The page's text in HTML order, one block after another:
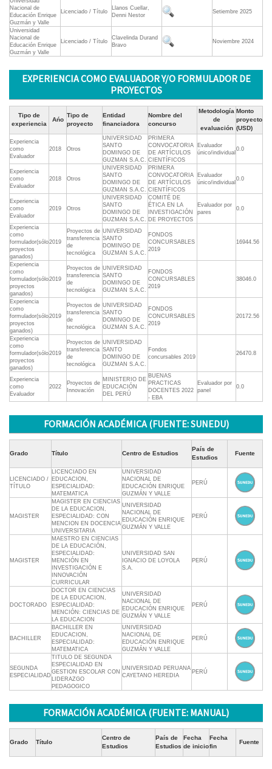
Nacional de
Educación Enrique
Guzmán y Valle
Licenciado / Título
Llanos Cuellar,
Denni Nestor
Setiembre 2025
Universidad
Nacional de
Educación Enrique
Guzmán y Valle
Licenciado / Título
Clavelinda Durand
Bravo
Noviembre 2024
EXPERIENCIA COMO EVALUADOR Y/O FORMULADOR DE
PROYECTOS
Tipo de
experiencia
Ańo
Tipo de
proyecto
Entidad
financiadora
Nombre del
concurso
Metodología
de
evaluación
Monto
proyecto
(USD)
Experiencia
como
Evaluador
2018 Otros
UNIVERSIDAD
SANTO
DOMINGO DE
GUZMAN S.A.C.
PRIMERA
CONVOCATORIA
DE ARTÍCULOS
CIENTÍFICOS
Evaluador
único/individual
0.0
Experiencia
como
Evaluador
2018 Otros
UNIVERSIDAD
SANTO
DOMINGO DE
GUZMAN S.A.C.
PRIMERA
CONVOCATORIA
DE ARTÍCULOS
CIENTÍFICOS
Evaluador
único/individual
0.0
Experiencia
como
Evaluador
2019 Otros
UNIVERSIDAD
SANTO
DOMINGO DE
GUZMAN S.A.C.
COMITÉ DE
ÉTICA EN LA
INVESTIGACIÓN
DE PROYECTOS
Evaluador por
pares
0.0
Experiencia
como
formulador(sólo
proyectos
ganados)
2019
Proyectos de
transferencia
de
tecnológica
UNIVERSIDAD
SANTO
DOMINGO DE
GUZMAN S.A.C.
FONDOS
CONCURSABLES
2019
16944.56
Experiencia
como
formulador(sólo
proyectos
ganados)
2019
Proyectos de
transferencia
de
tecnológica
UNIVERSIDAD
SANTO
DOMINGO DE
GUZMAN S.A.C.
FONDOS
CONCURSABLES
2019
38046.0
Experiencia
como
formulador(sólo
proyectos
ganados)
2019
Proyectos de
transferencia
de
tecnológica
UNIVERSIDAD
SANTO
DOMINGO DE
GUZMAN S.A.C.
FONDOS
CONCURSABLES
2019
20172.56
Experiencia
como
formulador(sólo
proyectos
ganados)
2019
Proyectos de
transferencia
de
tecnológica
UNIVERSIDAD
SANTO
DOMINGO DE
GUZMAN S.A.C.
Fondos
concursables 2019
26470.8
Experiencia
como
Evaluador
2022
Proyectos de
Innovación
MINISTERIO DE
EDUCACIÓN
DEL PERÚ
BUENAS
PRACTICAS
DOCENTES 2022
- EBA
Evaluador por
panel
0.0
FORMACIÓN ACADÉMICA (FUENTE: SUNEDU)
Grado Título Centro de Estudios
País de
Estudios
Fuente
LICENCIADO /
TÍTULO
LICENCIADO EN
EDUCACION,
ESPECIALIDAD:
MATEMATICA
UNIVERSIDAD
NACIONAL DE
EDUCACIÓN ENRIQUE
GUZMÁN Y VALLE
PERÚ
MAGISTER
MAGISTER EN CIENCIAS
DE LA EDUCACION,
ESPECIALIDAD: CON
MENCION EN DOCENCIA
UNIVERSITARIA
UNIVERSIDAD
NACIONAL DE
EDUCACIÓN ENRIQUE
GUZMÁN Y VALLE
PERÚ
MAGISTER
MAESTRO EN CIENCIAS
DE LA EDUCACIÓN,
ESPECIALIDAD:
MENCIÓN EN
INVESTIGACIÓN E
INNOVACIÓN
CURRICULAR
UNIVERSIDAD SAN
IGNACIO DE LOYOLA
S.A.
PERÚ
DOCTORADO
DOCTOR EN CIENCIAS
DE LA EDUCACION,
ESPECIALIDAD:
MENCIÓN: CIENCIAS DE
LA EDUCACION
UNIVERSIDAD
NACIONAL DE
EDUCACIÓN ENRIQUE
GUZMÁN Y VALLE
PERÚ
BACHILLER
BACHILLER EN
EDUCACION,
ESPECIALIDAD:
MATEMATICA
UNIVERSIDAD
NACIONAL DE
EDUCACIÓN ENRIQUE
GUZMÁN Y VALLE
PERÚ
SEGUNDA
ESPECIALIDAD
TITULO DE SEGUNDA
ESPECIALIDAD EN
GESTION ESCOLAR CON
LIDERAZGO
PEDAGOGICO
UNIVERSIDAD PERUANA
CAYETANO HEREDIA
PERÚ
FORMACIÓN ACADÉMICA (FUENTE: MANUAL)
Grado Título
Centro de
Estudios
País de
Estudios
Fecha
de inicio
Fecha
fin
Fuente